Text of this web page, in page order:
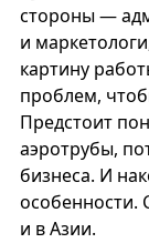
стороны —
и
картину
проблем,
Предстоит
аэротрубы,
бизнеса. И
особенности.
и в Азии.